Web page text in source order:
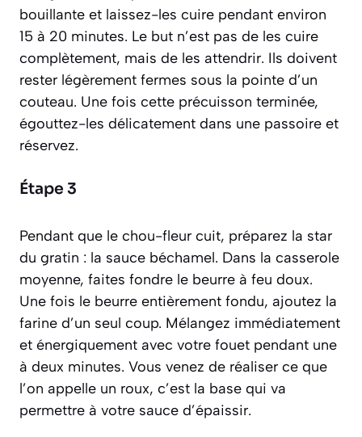
bouillante et laissez-les cuire pendant environ
15 à 20 minutes. Le but n’est pas de les cuire
complètement, mais de les attendrir. Ils doivent
rester légèrement fermes sous la pointe d’un
couteau. Une fois cette précuisson terminée,
égouttez-les délicatement dans une passoire et
réservez.
Étape 3
Pendant que le chou-fleur cuit, préparez la star
du gratin : la sauce béchamel. Dans la casserole
moyenne, faites fondre le beurre à feu doux.
Une fois le beurre entièrement fondu, ajoutez la
farine d’un seul coup. Mélangez immédiatement
et énergiquement avec votre fouet pendant une
à deux minutes. Vous venez de réaliser ce que
l’on appelle un roux, c’est la base qui va
permettre à votre sauce d’épaissir.